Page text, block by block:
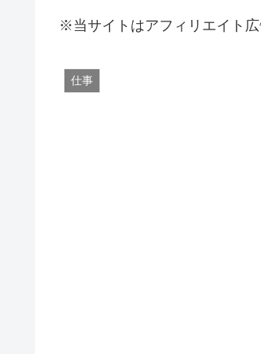
※当サイトはアフィリエイト広
仕事